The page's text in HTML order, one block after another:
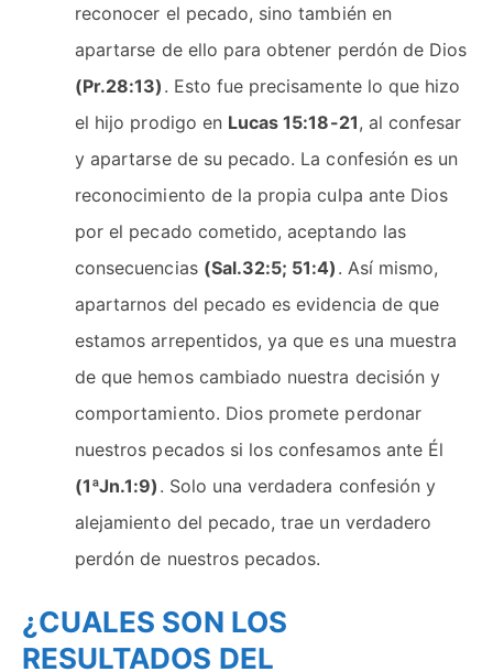
reconocer el pecado, sino también en
apartarse de ello para obtener perdón de Dios
(Pr.28:13) . Esto fue precisamente lo que hizo
el hijo prodigo en Lucas 15:18-21, al confesar
y apartarse de su pecado. La confesión es un
reconocimiento de la propia culpa ante Dios
por el pecado cometido, aceptando las
consecuencias (Sal.32:5; 51:4) . Así mismo,
apartarnos del pecado es evidencia de que
estamos arrepentidos, ya que es una muestra
de que hemos cambiado nuestra decisión y
comportamiento. Dios promete perdonar
nuestros pecados si los confesamos ante Él
(1ªJn.1:9) . Solo una verdadera confesión y
alejamiento del pecado, trae un verdadero
perdón de nuestros pecados.
¿CUALES SON LOS
RESULTADOS DEL